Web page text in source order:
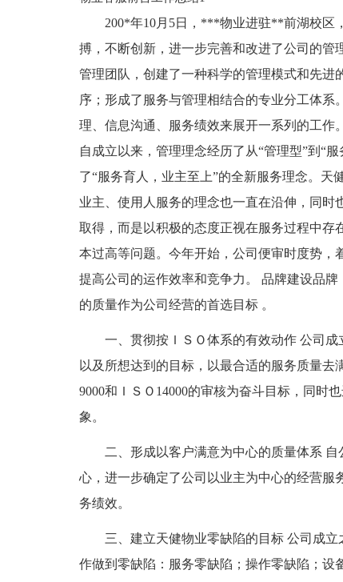
200*年10月5日，***物业进驻**前湖校区
搏，不断创新，进一步完善和改进了公司的管
管理团队，创建了一种科学的管理模式和先进
序；形成了服务与管理相结合的专业分工体
理、信息沟通、服务绩效来展开一系列的工作
自成立以来，管理理念经历了从“管理型”到“
了“服务育人，业主至上”的全新服务理念。
业主、使用人服务的理念也一直在沿伸，同
取得，而是以积极的态度正视在服务过程中
本过高等问题。今年开始，公司便审时度势，
提高公司的运作效率和竞争力。 品牌建设品
的质量作为公司经营的首选目标 。
一、贯彻按ＩＳＯ体系的有效动作 公司
以及所想达到的目标，以最合适的服务质量
9000和ＩＳＯ14000的审核为奋斗目标，同时
象。
二、形成以客户满意为中心的质量体系
心，进一步确定了公司以业主为中心的经营服
务绩效。
三、建立天健物业零缺陷的目标 公司成
作做到零缺陷：服务零缺陷；操作零缺陷；